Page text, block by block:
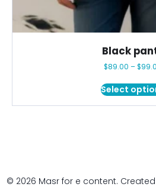
Black
$89.00 –$
Select
© 2026 Masr for e content.